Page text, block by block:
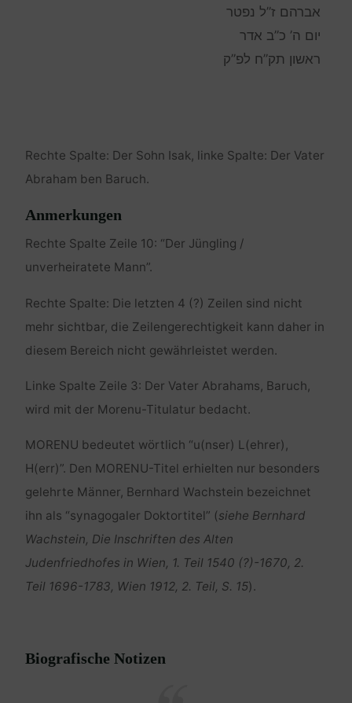
אברהם ז”ל נפטר
יום ה’ כ”ב אדר
ראשון תק”ח לפ”ק
Rechte Spalte: Der Sohn Isak, linke Spalte: Der Vater
Abraham ben Baruch.
Anmerkungen
Rechte Spalte Zeile 10: “Der Jüngling /
unverheiratete Mann”.
Rechte Spalte: Die letzten 4 (?) Zeilen sind nicht
mehr sichtbar, die Zeilengerechtigkeit kann daher in
diesem Bereich nicht gewährleistet werden.
Linke Spalte Zeile 3: Der Vater Abrahams, Baruch,
wird mit der Morenu-Titulatur bedacht.
MORENU bedeutet wörtlich “u(nser) L(ehrer),
H(err)”. Den MORENU-Titel erhielten nur besonders
gelehrte Männer, Bernhard Wachstein bezeichnet
ihn als “synagogaler Doktortitel” (siehe Bernhard
Wachstein, Die Inschriften des Alten
Judenfriedhofes in Wien, 1. Teil 1540 (?)-1670, 2.
Teil 1696-1783, Wien 1912, 2. Teil, S. 15).
Biografische Notizen